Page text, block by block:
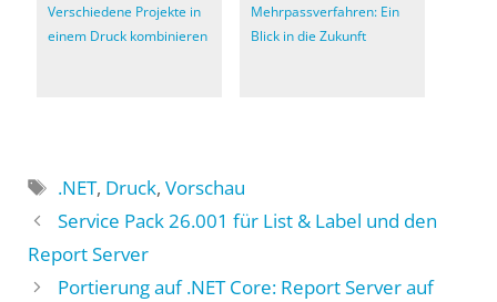
Verschiedene Projekte in
einem Druck kombinieren
Mehrpassverfahren: Ein
Blick in die Zukunft
Schlagwörter
.NET, Druck,Vorschau
Service Pack 26.001 für List & Label und den
Report Server
Portierung auf .NET Core: Report Server auf